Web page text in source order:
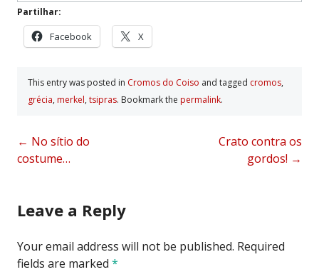
Partilhar:
Facebook X
This entry was posted in Cromos do Coiso and tagged cromos,
grécia, merkel, tsipras. Bookmark the permalink.
Post
navigation
← No sítio do
costume…
Crato contra os
gordos! →
Leave a Reply
Your email address will not be published. Required
fields are marked *